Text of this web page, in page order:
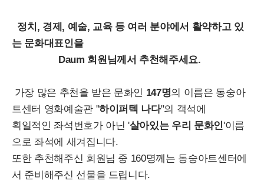
정치, 경제, 예술, 교육 등 여러 분야에서 활약하고 있
는 문화대표인을
Daum 회원님께서 추천해주세요.
가장 많은 추천을 받은 문화인 147명의 이름은 동숭아
트센터 영화예술관 "하이퍼텍 나다"의 객석에
획일적인 좌석번호가 아닌 '살아있는 우리 문화인'이름
으로 좌석에 새겨집니다.
또한 추천해주신 회원님 중 160명께는 동숭아트센터에
서 준비해주신 선물을 드립니다.